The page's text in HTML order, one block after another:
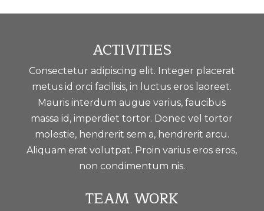
ACTIVITIES
Consectetur adipiscing elit. Integer placerat
metus id orci facilisis, in luctus eros laoreet.
Mauris interdum augue varius, faucibus
massa id, imperdiet tortor. Donec vel tortor
molestie, hendrerit sem a, hendrerit arcu.
Aliquam erat volutpat. Proin varius eros eros,
non condimentum nis.
TEAM WORK